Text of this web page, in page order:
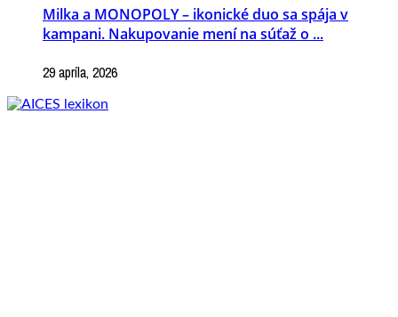
Milka a MONOPOLY – ikonické duo sa spája v
kampani. Nakupovanie mení na súťaž o ...
29 apríla, 2026